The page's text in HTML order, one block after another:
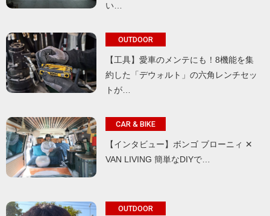
い…
OUTDOOR
【工具】愛車のメンテにも！8機能を集
約した「デウォルト」の六角レンチセッ
トが…
CAR & BIKE
【インタビュー】ボンゴ ブローニィ ✕
VAN LIVING 簡単なDIYで…
OUTDOOR